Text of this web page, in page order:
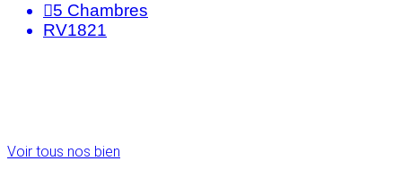
5 Chambres
RV1821
Voir tous nos bien